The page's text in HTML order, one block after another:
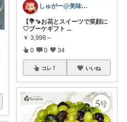
しゅがー@美味しいスイーツや雑貨紹介
【💐🍠お花とスイーツで笑顔に
♡ブーケギフト ...
￥ 3,998～
0 0 34
コレ いいね